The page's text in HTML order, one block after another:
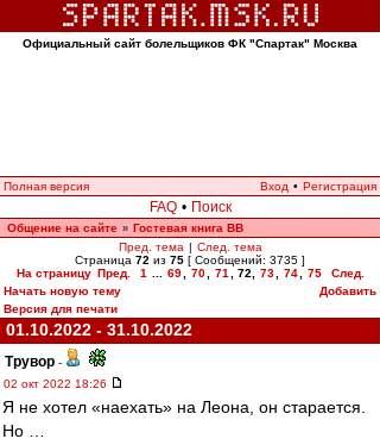
Официальный сайт болельщиков ФК "Спартак" Москва
Полная версия Вход • Регистрация
FAQ • Поиск
Общение на сайте » Гостевая книга ВВ
Пред. тема | След. тема
Страница 72 из 75 [ Сообщений: 3735 ]
На страницу Пред. 1 69 70 71 72 73 74 75
След.
Начать новую тему
Добавить
Версия для печати
01.10.2022 - 31.10.2022
Трувор -
02 окт 2022 18:26
Я не хотел «наехать» на Леона, он старается.
Но …